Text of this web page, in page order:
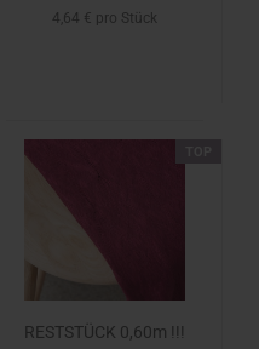
4,64 € pro Stück
RESTSTÜCK 0,60m !!!